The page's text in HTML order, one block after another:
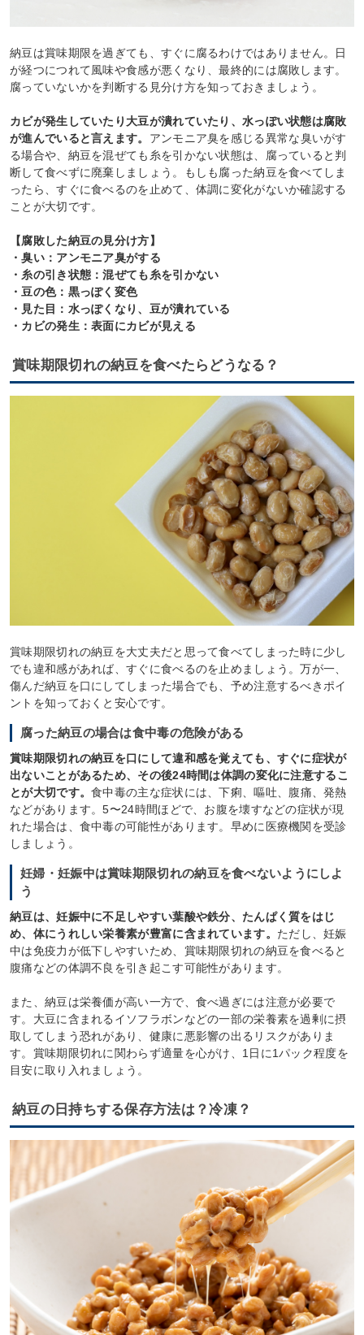
納豆は賞味期限を過ぎても、すぐに腐るわけではありません。日
が経つにつれて風味や食感が悪くなり、最終的には腐敗します。
腐っていないかを判断する見分け方を知っておきましょう。
カビが発生していたり大豆が潰れていたり、水っぽい状態は腐敗
が進んでいると言えます。 アンモニア臭を感じる異常な臭いがす
る場合や、納豆を混ぜても糸を引かない状態は、腐っていると判
断して食べずに廃棄しましょう。もしも腐った納豆を食べてしま
ったら、すぐに食べるのを止めて、体調に変化がないか確認する
ことが大切です。
【腐敗した納豆の見分け方】
・臭い：アンモニア臭がする
・糸の引き状態：混ぜても糸を引かない
・豆の色：黒っぽく変色
・見た目：水っぽくなり、豆が潰れている
・カビの発生：表面にカビが見える
賞味期限切れの納豆を食べたらどうなる？
賞味期限切れの納豆を大丈夫だと思って食べてしまった時に少し
でも違和感があれば、すぐに食べるのを止めましょう。万が一、
傷んだ納豆を口にしてしまった場合でも、予め注意するべきポイ
ントを知っておくと安心です。
腐った納豆の場合は食中毒の危険がある
賞味期限切れの納豆を口にして違和感を覚えても、すぐに症状が
出ないことがあるため、その後24時間は体調の変化に注意するこ
とが大切です。食中毒の主な症状には、下痢、嘔吐、腹痛、発熱
などがあります。5〜24時間ほどで、お腹を壊すなどの症状が現
れた場合は、食中毒の可能性があります。早めに医療機関を受診
しましょう。
妊婦・妊娠中は賞味期限切れの納豆を食べないようにしよ
う
納豆は、妊娠中に不足しやすい葉酸や鉄分、たんぱく質をはじ
め、体にうれしい栄養素が豊富に含まれています。 ただし、妊娠
中は免疫力が低下しやすいため、賞味期限切れの納豆を食べると
腹痛などの体調不良を引き起こす可能性があります。
また、納豆は栄養価が高い一方で、食べ過ぎには注意が必要で
す。大豆に含まれるイソフラボンなどの一部の栄養素を過剰に摂
取してしまう恐れがあり、健康に悪影響の出るリスクがありま
す。賞味期限切れに関わらず適量を心がけ、1日に1パック程度を
目安に取り入れましょう。
納豆の日持ちする保存方法は？冷凍？